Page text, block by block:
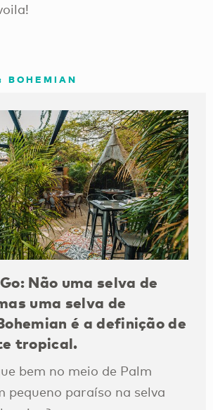
BOHEMIAN
Não uma selva de
uma selva de
é a definição de
tropical.
bem no meio de Palm
pequeno paraíso na selva